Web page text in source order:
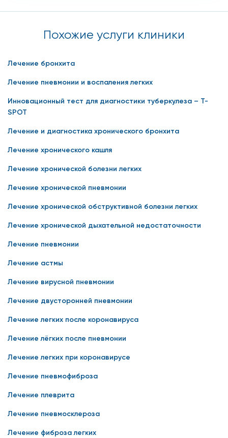
Похожие услуги клиники
Лечение бронхита
Лечение пневмонии и воспаления легких
Инновационный тест для диагностики туберкулеза – T-
SPOT
Лечение и диагностика хронического бронхита
Лечение хронического кашля
Лечение хронической болезни легких
Лечение хронической пневмонии
Лечение хронической обструктивной болезни легких
Лечение хронической дыхательной недостаточности
Лечение пневмонии
Лечение астмы
Лечение вирусной пневмонии
Лечение двусторонней пневмонии
Лечение легких после коронавируса
Лечение лёгких после пневмонии
Лечение легких при коронавирусе
Лечение пневмофиброза
Лечение плеврита
Лечение пневмосклероза
Лечение фиброза легких